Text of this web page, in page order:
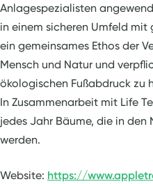
Anlagespezialisten
in einem sicheren Umfeld mit
ein gemeinsames Ethos der
Mensch und Natur und
ökologischen Fußabdruck zu
In Zusammenarbeit mit Life
jedes Jahr Bäume, die in
werden.
Website: https://